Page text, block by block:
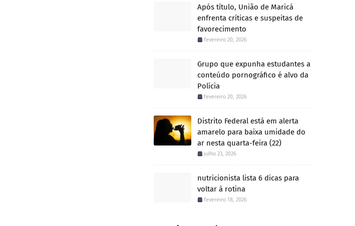
Após título, União de Maricá
enfrenta críticas e suspeitas de
favorecimento
fevereiro 20, 2026
Grupo que expunha estudantes a
conteúdo pornográfico é alvo da
Polícia
fevereiro 20, 2026
Distrito Federal está em alerta
amarelo para baixa umidade do
ar nesta quarta-feira (22)
julho 23, 2026
nutricionista lista 6 dicas para
voltar à rotina
fevereiro 18, 2026